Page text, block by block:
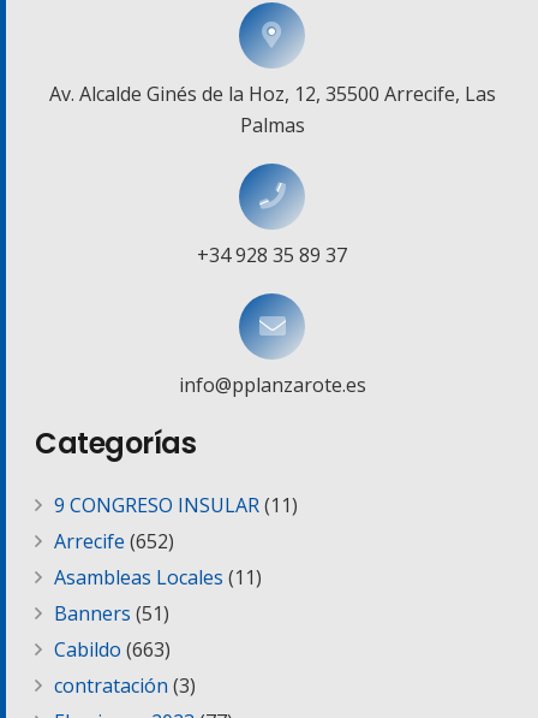
Av. Alcalde Ginés de la Hoz, 12, 35500 Arrecife, Las
Palmas
+34 928 35 89 37
info@pplanzarote.es
Categorías
9 CONGRESO INSULAR(11)
Arrecife (652)
Asambleas Locales (11)
Banners (51)
Cabildo (663)
contratación (3)